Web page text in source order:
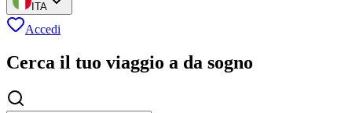
ITA
Accedi
Cerca il tuo viaggio a da sogno